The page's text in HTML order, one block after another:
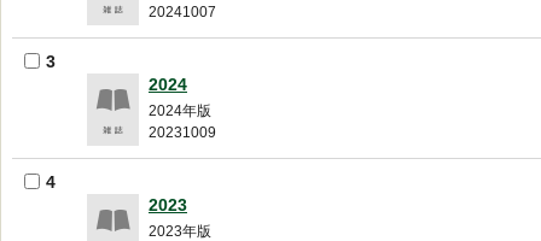
20241007
3
2024
2024年版
20231009
4
2023
2023年版